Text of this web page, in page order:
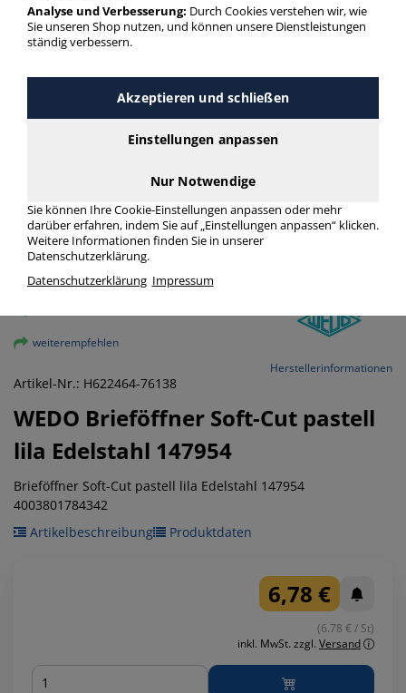
Herstellerinformationen
weiterempfehlen
Artikel-Nr.: H622464-76138
WEDO Brieföffner Soft-Cut pastell
lila Edelstahl 147954
Brieföffner Soft-Cut pastell lila Edelstahl 147954
4003801784342
Artikelbeschreibung
Produktdaten
6,78 €
(6.78 € / St)
inkl. MwSt. zzgl. Versand
Menge
Analyse und Verbesserung: Durch Cookies verstehen wir, wie
Sie unseren Shop nutzen, und können unsere Dienstleistungen
ständig verbessern.
Akzeptieren und schließen
Einstellungen anpassen
Nur Notwendige
Sie können Ihre Cookie-Einstellungen anpassen oder mehr
darüber erfahren, indem Sie auf „Einstellungen anpassen“ klicken.
Weitere Informationen finden Sie in unserer
Datenschutzerklärung.
Datenschutzerklärung Impressum